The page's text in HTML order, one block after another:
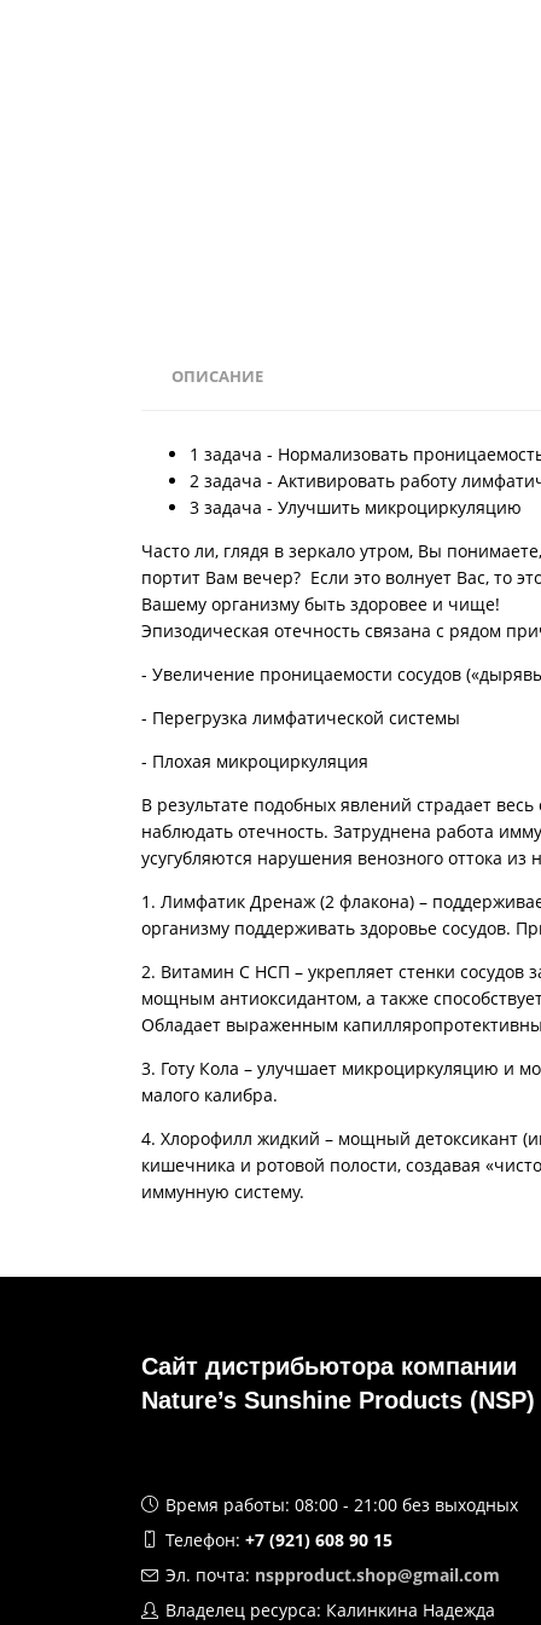
ОПИСАНИЕ
1 задача - Нормализовать
2 задача - Активировать работу
3 задача - Улучшить микроциркуляцию
Часто ли, глядя в зеркало утром, Вы
портит Вам вечер? Если это волнует Вас, то
Вашему организму быть здоровее и чище!
Эпизодическая отечность связана с рядом
- Увеличение проницаемости сосудов
- Перегрузка лимфатической системы
- Плохая микроциркуляция
В результате подобных явлений страдает
наблюдать отечность. Затруднена работа
усугубляются нарушения венозного оттока
1. Лимфатик Дренаж (2 флакона) –
организму поддерживать здоровье сосудов.
2. Витамин С НСП – укрепляет стенки сосудов
мощным антиоксидантом, а также
Обладает выраженным
3. Готу Кола – улучшает микроциркуляцию и
малого калибра.
4. Хлорофилл жидкий – мощный детоксикант
кишечника и ротовой полости, создавая
иммунную систему.
Сайт дистрибьютора компании
Nature’s Sunshine Products (NSP)
Время работы: 08:00 - 21:00 без выходных
Телефон: +7 (921) 608 90 15
Эл. почта: nspproduct.shop@gmail.com
Владелец ресурса: Калинкина Надежда